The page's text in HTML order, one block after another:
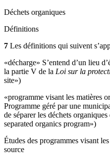
Déchets organiques
Définitions
7 Les définitions qui suivent
«décharge» S’entend d’un lieu
la partie V de la Loi sur la
site»)
«programme visant les matières
Programme géré par une
de séparer les déchets
separated organics program»)
Études des programmes visant
source